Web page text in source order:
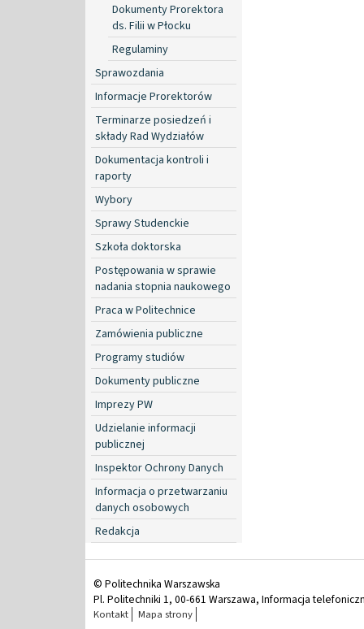
Dokumenty Prorektora
ds. Filii w Płocku
Regulaminy
Sprawozdania
Informacje Prorektorów
Terminarze posiedzeń i
składy Rad Wydziałów
Dokumentacja kontroli i
raporty
Wybory
Sprawy Studenckie
Szkoła doktorska
Postępowania w sprawie
nadania stopnia naukowego
Praca w Politechnice
Zamówienia publiczne
Programy studiów
Dokumenty publiczne
Imprezy PW
Udzielanie informacji
publicznej
Inspektor Ochrony Danych
Informacja o przetwarzaniu
danych osobowych
Redakcja
© Politechnika Warszawska
Pl. Politechniki 1, 00-661 Warszawa, Informacja
Kontakt Mapa strony